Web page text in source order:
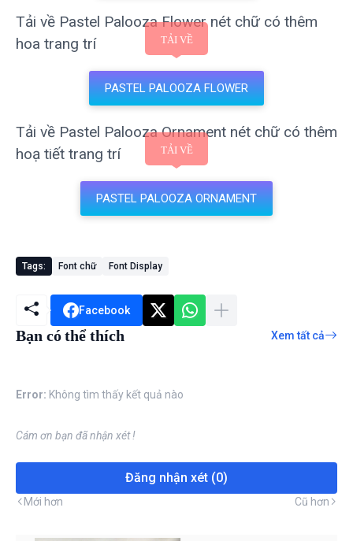
Tải về Pastel Palooza Flower nét chữ có thêm
hoa trang trí
PASTEL PALOOZA FLOWER
Tải về Pastel Palooza Ornament nét chữ có thêm
hoạ tiết trang trí
PASTEL PALOOZA ORNAMENT
Tags: Font chữ Font Display
Facebook
Bạn có thể thích Xem tất cả
Error: Không tìm thấy kết quả nào
Cám ơn bạn đã nhận xét !
Đăng nhận xét (0)
Mới hơn Cũ hơn